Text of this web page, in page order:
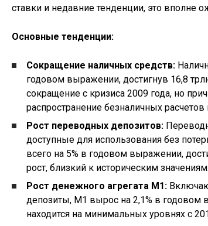
ставки и недавние тенденции, это вполне
Основные тенденции:
Сокращение наличных средств:
годовом выражении, достигнув 16,8
сокращение с кризиса 2009 года, но
распространение безналичных
Рост переводных депозитов:
доступные для использования без
всего на 5% в годовом выражении,
рост, близкий к историческим значениям.
Рост денежного агрегата М1:
депозиты, М1 вырос на 2,1% в годовом
находится на минимальных уровнях с